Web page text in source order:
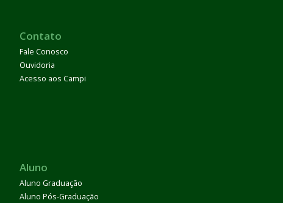
Contato
Fale Conosco
Ouvidoria
Acesso aos Campi
Aluno
Aluno Graduação
Aluno Pós-Graduação